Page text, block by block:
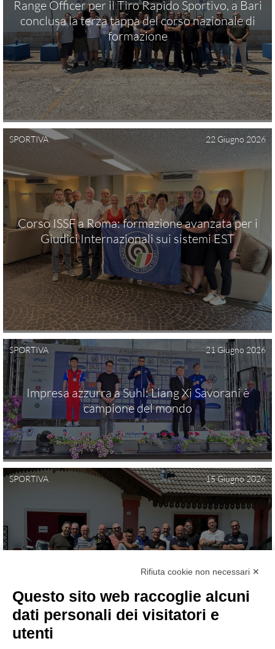
CONTATTI
DOCUMENTI
PROGRAMMA SPORTIVO ISSF
PROGRAMMA SPORTIVO NON ISSF
PARTECIPA
ACCESSO RISERVATO TESSERAMENTO UITS
ANTIDOPING
PUBBLICITÀ LEGALE
DOCUMENTI
COMUNICAZIONE
PARALIMPICI
AMMINISTRAZIONE TRASPARENTE
Range Officer per il Tiro Rapido Sportivo, a Bari
conclusa la terza tappa del corso nazionale di
formazione
22 Giugno 2026
Corso ISSF a Roma: formazione avanzata per i
Giudici Internazionali sui sistemi EST
SPORTIVA
21 Giugno 2026
Impresa azzurra a Suhl: Liang Xi Savorani è
campione del mondo
SPORTIVA
15 Giugno 2026
Nazionale per Range Officer
SPORTIVA
Rifiuta cookie non necessari ✕
Questo sito web raccoglie alcuni
dati personali dei visitatori e
utenti